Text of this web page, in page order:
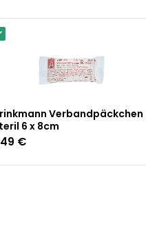
Verbandpäckchen
6 x 8cm
€